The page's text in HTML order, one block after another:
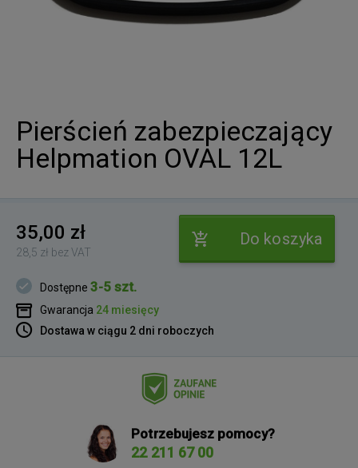
Pierścień zabezpieczający
Helpmation OVAL 12L
35,00 zł
28,5 zł bez VAT
Do koszyka
Dostępne3-5 szt.
Gwarancja 24 miesięcy
Dostawa w ciągu 2 dni roboczych
Potrzebujesz pomocy?
22 211 67 00